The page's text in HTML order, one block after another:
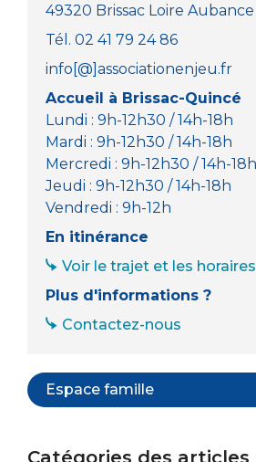
49320 Brissac Loire Aubance
Tél. 02 41 79 24 86
info[@]associationenjeu.fr
Accueil à Brissac-Quincé
Lundi : 9h-12h30 / 14h-18h
Mardi : 9h-12h30 / 14h-18h
Mercredi : 9h-12h30 / 14h-18h
Jeudi : 9h-12h30 / 14h-18h
Vendredi : 9h-12h
En itinérance
Voir le trajet et les horaires
Plus d'informations ?
Contactez-nous
Espace famille
Catégories des